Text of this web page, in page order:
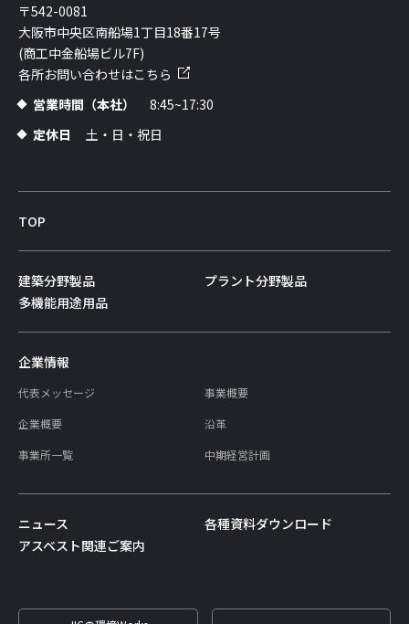
〒542-0081
大阪市中央区南船場1丁目18番17号
(商工中金船場ビル7F)
各所お問い合わせはこちら
営業時間（本社）
8:45~17:30
定休日
土・日・祝日
TOP
建築分野製品
プラント分野製品
多機能用途用品
企業情報
代表メッセージ
事業概要
企業概要
沿革
事業所一覧
中期経営計画
ニュース
各種資料ダウンロード
アスベスト関連ご案内